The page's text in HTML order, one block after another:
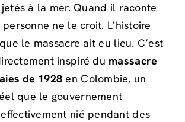
à la mer. Quand il raconte
ne le croit. L’histoire
le massacre ait eu lieu. C’est
inspiré du massacre
de 1928 en Colombie, un
que le gouvernement
nié pendant des